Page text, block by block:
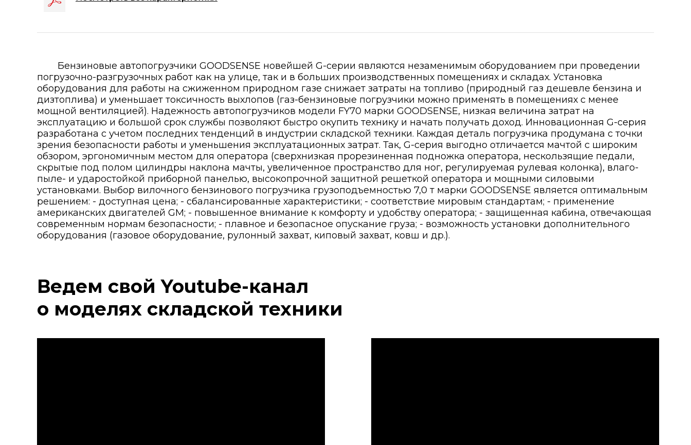
Бензиновые автопогрузчики GOODSENSE новейшей G-серии являются незаменимым оборудованием при проведении
погрузочно-разгрузочных работ как на улице, так и в больших производственных помещениях и складах. Установка
оборудования для работы на сжиженном природном газе снижает затраты на топливо (природный газ дешевле бензина и
дизтоплива) и уменьшает токсичность выхлопов (газ-бензиновые погрузчики можно применять в помещениях с менее
мощной вентиляцией). Надежность автопогрузчиков модели FY70 марки GOODSENSE, низкая величина затрат на
эксплуатацию и большой срок службы позволяют быстро окупить технику и начать получать доход. Инновационная G-серия
разработана с учетом последних тенденций в индустрии складской техники. Каждая деталь погрузчика продумана с точки
зрения безопасности работы и уменьшения эксплуатационных затрат. Так, G-серия выгодно отличается мачтой с широким
обзором, эргономичным местом для оператора (сверхнизкая прорезиненная подножка оператора, нескользящие педали,
скрытые под полом цилиндры наклона мачты, увеличенное пространство для ног, регулируемая рулевая колонка), влаго-
пыле- и ударостойкой приборной панелью, высокопрочной защитной решеткой оператора и мощными силовыми
установками. Выбор вилочного бензинового погрузчика грузоподъемностью 7,0 т марки GOODSENSE является оптимальным
решением: - доступная цена; - сбалансированные характеристики; - соответствие мировым стандартам; - применение
американских двигателей GM; - повышенное внимание к комфорту и удобству оператора; - защищенная кабина, отвечающая
современным нормам безопасности; - плавное и безопасное опускание груза; - возможность установки дополнительного
оборудования (газовое оборудование, рулонный захват, киповый захват, ковш и др.).
Ведем свой Youtube-канал
о моделях складской техники